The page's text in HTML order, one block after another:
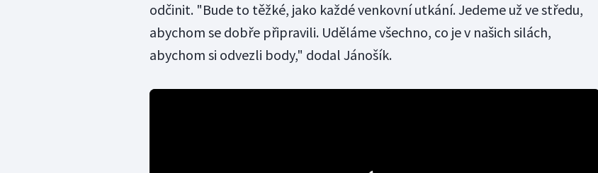
odčinit. "Bude to těžké, jako každé venkovní utkání. Jedeme už ve středu,
abychom se dobře připravili. Uděláme všechno, co je v našich silách,
abychom si odvezli body," dodal Jánošík.